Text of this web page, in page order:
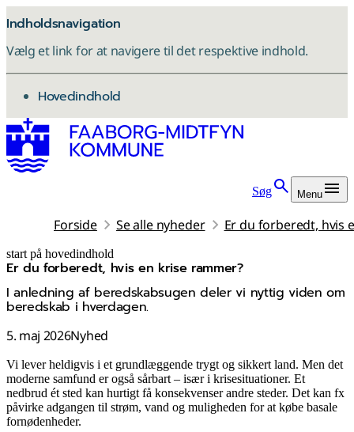
Indholdsnavigation
Vælg et link for at navigere til det respektive indhold.
gå til
Hovedindhold
Søg Menu
Forside Se alle nyheder Er du forberedt, hvis
start på hovedindhold
Er du forberedt, hvis en krise rammer?
I anledning af beredskabsugen deler vi nyttig viden om
beredskab i hverdagen.
5. maj 2026Nyhed
senest opdateret 5. maj 2026
Vi lever heldigvis i et grundlæggende trygt og sikkert land. Men det
moderne samfund er også sårbart – især i krisesituationer. Et
nedbrud ét sted kan hurtigt få konsekvenser andre steder. Det kan fx
påvirke adgangen til strøm, vand og muligheden for at købe basale
fornødenheder.